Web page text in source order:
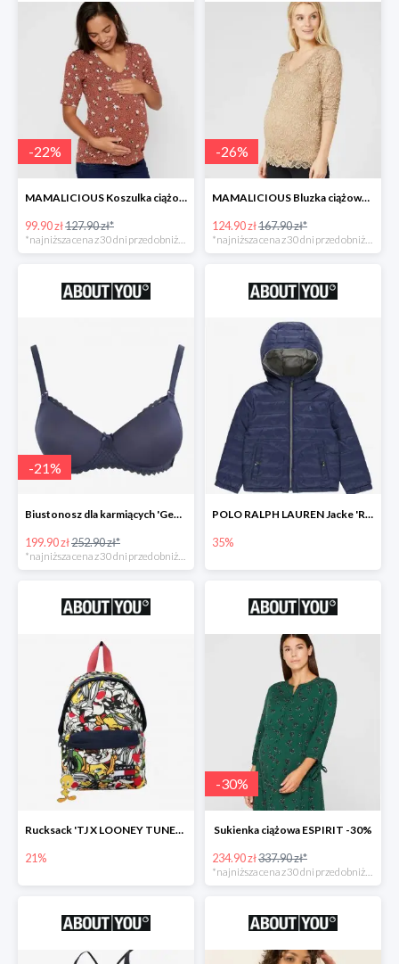
-22%
MAMALICIOUS Koszulka ciążowa 'Zana' -26%
99.90 zł127.90 zł*
*najniższa cena z 30 dni przed obniżką
-26%
MAMALICIOUS Bluzka ciążowa -26%
124.90 zł167.90 zł*
*najniższa cena z 30 dni przed obniżką
-21%
Biustonosz dla karmiących 'Geo Lace' -21%
199.90 zł252.90 zł*
POLO RALPH LAUREN Jacke 'REVERSE' w kolorze granatowym
35%
Rucksack 'TJ X LOONEY TUNES Plecak
21%
-30%
Sukienka ciążowa ESPIRIT -30%
234.90 zł337.90 zł*
*najniższa cena z 30 dni przed obniżką